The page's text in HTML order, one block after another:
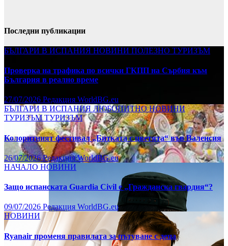
Последни публикации
БЪЛГАРИ В ИСПАНИЯ НОВИНИ ПОЛЕЗНО ТУРИЗЪМ
Проверка на трафика по всички ГКПП на Сърбия към
България в реално време
27/07/2026 Редакция WorldBG.eu
БЪЛГАРИ В ИСПАНИЯ ЛЮБОПИТНОНОВИНИ
ТУРИЗЪМТУРИЗЪМ
Колоритният фестивал „Битката с цветята“ във Валенсия
26/07/2026Редакция WorldBG.eu
НАЧАЛО НОВИНИ
Защо испанската Guardia Civil е „Гражданска гвардия“?
09/07/2026 Редакция WorldBG.eu
НОВИНИ
Ryanair променя правилата за пътуване с деца